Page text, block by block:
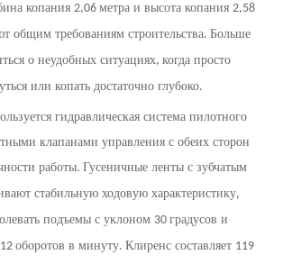
копания 2,06 метра и высота копания 2,58
общим требованиям строительства. Больше
о неудобных ситуациях, когда просто
или копать достаточно глубоко.
гидравлическая система пилотного
клапанами управления с обеих сторон
работы. Гусеничные ленты с зубчатым
стабильную ходовую характеристику,
подъемы с уклоном 30 градусов и
12 оборотов в минуту. Клиренс составляет 119